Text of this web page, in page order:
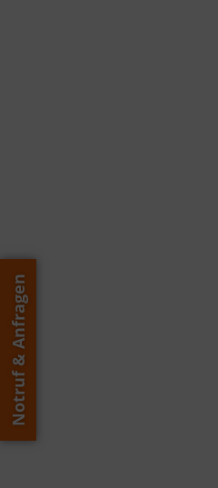
Notruf & Anfragen